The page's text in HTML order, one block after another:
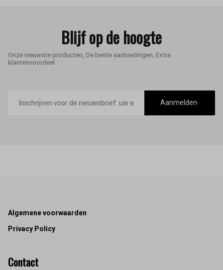
Blijf op de hoogte
Onze nieuwste producten, De beste aanbiedingen, Extra
klantenvoordeel
mailadres
Aanmelden
Footer
Algemene voorwaarden
Privacy Policy
Contact